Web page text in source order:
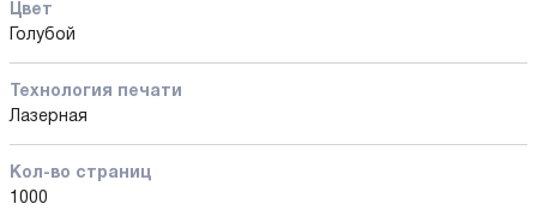
Цвет
Голубой
Технология печати
Лазерная
Кол-во страниц
1000